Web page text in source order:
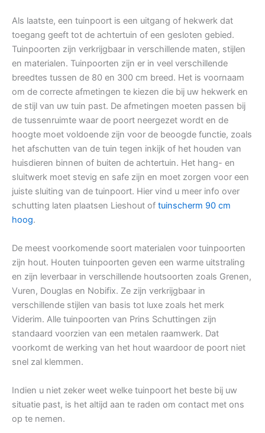
Als laatste, een tuinpoort is een uitgang of hekwerk dat
toegang geeft tot de achtertuin of een gesloten gebied.
Tuinpoorten zijn verkrijgbaar in verschillende maten, stijlen
en materialen. Tuinpoorten zijn er in veel verschillende
breedtes tussen de 80 en 300 cm breed. Het is voornaam
om de correcte afmetingen te kiezen die bij uw hekwerk en
de stijl van uw tuin past. De afmetingen moeten passen bij
de tussenruimte waar de poort neergezet wordt en de
hoogte moet voldoende zijn voor de beoogde functie, zoals
het afschutten van de tuin tegen inkijk of het houden van
huisdieren binnen of buiten de achtertuin. Het hang- en
sluitwerk moet stevig en safe zijn en moet zorgen voor een
juiste sluiting van de tuinpoort. Hier vind u meer info over
schutting laten plaatsen Lieshout of tuinscherm 90 cm
hoog.
De meest voorkomende soort materialen voor tuinpoorten
zijn hout. Houten tuinpoorten geven een warme uitstraling
en zijn leverbaar in verschillende houtsoorten zoals Grenen,
Vuren, Douglas en Nobifix. Ze zijn verkrijgbaar in
verschillende stijlen van basis tot luxe zoals het merk
Viderim. Alle tuinpoorten van Prins Schuttingen zijn
standaard voorzien van een metalen raamwerk. Dat
voorkomt de werking van het hout waardoor de poort niet
snel zal klemmen.
Indien u niet zeker weet welke tuinpoort het beste bij uw
situatie past, is het altijd aan te raden om contact met ons
op te nemen.